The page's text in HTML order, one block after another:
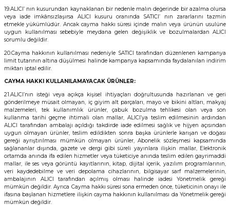
19.ALICI’ nın kusurundan kaynaklanan bir nedenle malın değerinde bir azalma olursa
veya iade imkânsızlaşırsa ALICI kusuru oranında SATICI’ nın zararlarını tazmin
etmekle yükümlüdür. Ancak cayma hakkı süresi içinde malın veya ürünün usulüne
uygun kullanılması sebebiyle meydana gelen değişiklik ve bozulmalardan ALICI
sorumlu değildir.
20.Cayma hakkının kullanılması nedeniyle SATICI tarafından düzenlenen kampanya
limit tutarının altına düşülmesi halinde kampanya kapsamında faydalanılan indirim
miktarı iptal edilir.
CAYMA HAKKI KULLANILAMAYACAK ÜRÜNLER:
21.ALICI’nın isteği veya açıkça kişisel ihtiyaçları doğrultusunda hazırlanan ve geri
gönderilmeye müsait olmayan, iç giyim alt parçaları, mayo ve bikini altları, makyaj
malzemeleri, tek kullanımlık ürünler, çabuk bozulma tehlikesi olan veya son
kullanma tarihi geçme ihtimali olan mallar, ALICI’ya teslim edilmesinin ardından
ALICI tarafından ambalajı açıldığı takdirde iade edilmesi sağlık ve hijyen açısından
uygun olmayan ürünler, teslim edildikten sonra başka ürünlerle karışan ve doğası
gereği ayrıştırılması mümkün olmayan ürünler, Abonelik sözleşmesi kapsamında
sağlananlar dışında, gazete ve dergi gibi süreli yayınlara ilişkin mallar, Elektronik
ortamda anında ifa edilen hizmetler veya tüketiciye anında teslim edilen gayrimaddi
mallar, ile ses veya görüntü kayıtlarının, kitap, dijital içerik, yazılım programlarının,
veri kaydedebilme ve veri depolama cihazlarının, bilgisayar sarf malzemelerinin,
ambalajının ALICI tarafından açılmış olması halinde iadesi Yönetmelik gereği
mümkün değildir. Ayrıca Cayma hakkı süresi sona ermeden önce, tüketicinin onayı ile
ifasına başlanan hizmetlere ilişkin cayma hakkının kullanılması da Yönetmelik gereği
mümkün değildir.